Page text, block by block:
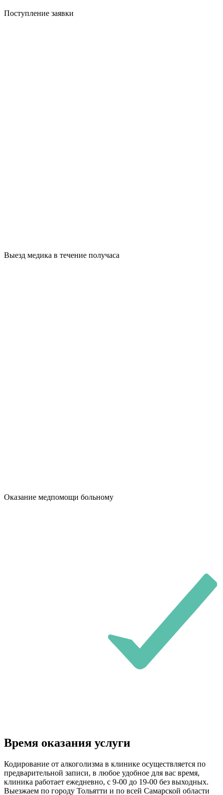
Поступление заявки
Выезд медика в течение получаса
Оказание медпомощи больному
Время оказания услуги
Кодирование от алкоголизма в клинике осуществляется по
предварительной записи, в любое удобное для вас время,
клиника работает ежедневно, с 9-00 до 19-00 без выходных.
Выезжаем по городу Тольятти и по всей Самарской области